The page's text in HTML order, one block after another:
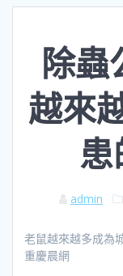
除蟲
越來
患
admin
老鼠越來越多成為
重慶晨網